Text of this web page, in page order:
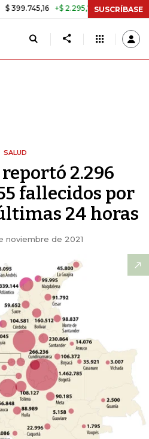
+$ 2.295,71 +0,58% TASA DE
SUSCRÍBASE
SALUD
2.296
fallecidos por
24 horas
noviembre de 2021